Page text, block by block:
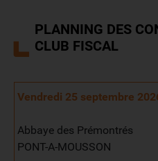
PLANNING DES
CLUB FISCAL
Vendredi 25 septembre
Abbaye des Prémontrés
PONT-A-MOUSSON